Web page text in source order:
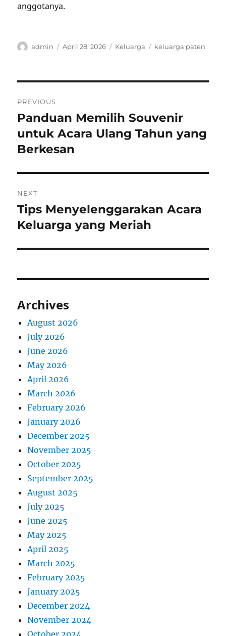
anggotanya.
Author
admin
Posted
April 28, 2026 Categories
Keluarga Tags
keluarga paten
navigation
PREVIOUS
Previous
post:
Panduan Memilih Souvenir
untuk Acara Ulang Tahun yang
Berkesan
NEXT
Next
post:
Tips Menyelenggarakan Acara
Keluarga yang Meriah
Archives
August 2026
July 2026
June 2026
May 2026
April 2026
March 2026
February 2026
January 2026
December 2025
November 2025
October 2025
September 2025
August 2025
July 2025
June 2025
May 2025
April 2025
March 2025
February 2025
January 2025
December 2024
November 2024